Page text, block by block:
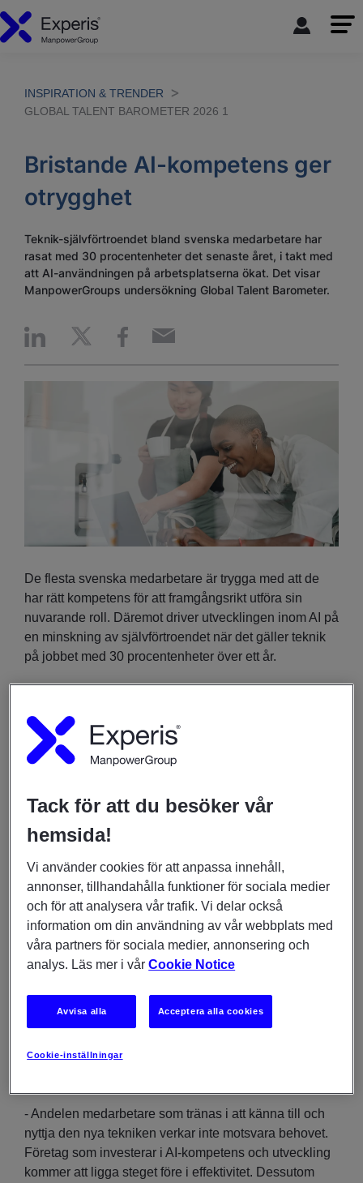
INSPIRATION & TRENDER
GLOBAL TALENT BAROMETER 2026 1
Bristande AI-kompetens ger
otrygghet
Teknik-självförtroendet bland svenska medarbetare har
rasat med 30 procentenheter det senaste året, i takt med
att AI-användningen på arbetsplatserna ökat. Det visar
ManpowerGroups undersökning Global Talent Barometer.
De flesta svenska medarbetare är trygga med att de
har rätt kompetens för att framgångsrikt utföra sin
nuvarande roll. Däremot driver utvecklingen inom AI på
en minskning av självförtroendet när det gäller teknik
på jobbet med 30 procentenheter över ett år.
medarbetare
känner sig
fortfarande trygga
de gör nu, men de
är osäkra på hur de
kommer att passa
arbetsliv. Det här är inte ett teknikproblem, det är ett
ledarskapsuppdrag. AI-användningen accelererar, men
medarbetarna känner att de inte får rätt stöd. Nu
behövs chefer som vågar ta täten, överbrygga
kompetensgapet och skapa trygghet i förändringen,
säger Helen Remnås, Managing Director Experis.
Samtidigt har mindre än hälften av medarbetarna gått
någon utbildning de senaste sex månaderna. Det är ett
tecken på att utbildningsinsatserna inte hänger med i
- Andelen medarbetare som tränas i att känna till och
nyttja den nya tekniken verkar inte motsvara behovet.
Företag som investerar i AI-kompetens och utveckling
kommer att ligga steget före i effektivitet. Dessutom
Tack för att du besöker vår
hemsida!
Vi använder cookies för att anpassa innehåll,
annonser, tillhandahålla funktioner för sociala medier
och för att analysera vår trafik. Vi delar också
information om din användning av vår webbplats med
våra partners för sociala medier, annonsering och
analys. Läs mer i vårCookie Notice
Cookie-inställningar
Avvisa alla Acceptera alla cookies